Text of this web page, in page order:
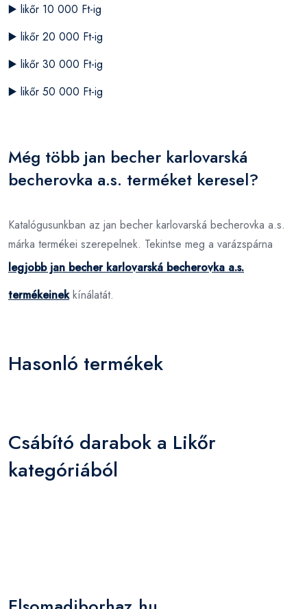
▶️ likőr 10 000 Ft-ig
▶️ likőr 20 000 Ft-ig
▶️ likőr 30 000 Ft-ig
▶️ likőr 50 000 Ft-ig
Még több jan becher karlovarská
becherovka a.s. terméket keresel?
Katalógusunkban az jan becher karlovarská becherovka a.s.
márka termékei szerepelnek. Tekintse meg a varázspárna
legjobb jan becher karlovarská becherovka a.s.
termékeinekkínálatát.
Hasonló termékek
Csábító darabok a Likőr
kategóriából